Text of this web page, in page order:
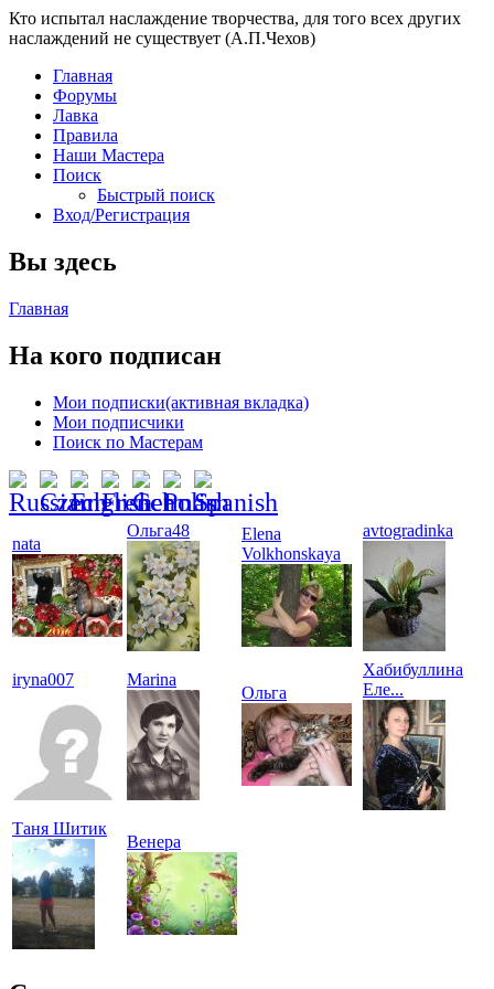
Кто испытал наслаждение творчества, для того всех других
наслаждений не существует (А.П.Чехов)
Главная
Форумы
Лавка
Правила
Наши Мастера
Поиск
Быстрый поиск
Вход/Регистрация
Вы здесь
Главная
На кого подписан
Мои подписки(активная вкладка)
Мои подписчики
Поиск по Мастерам
nata
Ольга48
Elena
Volkhonskaya
avtogradinka
iryna007 Marina
Ольга
Хабибуллина
Еле...
Таня Шитик
Венера